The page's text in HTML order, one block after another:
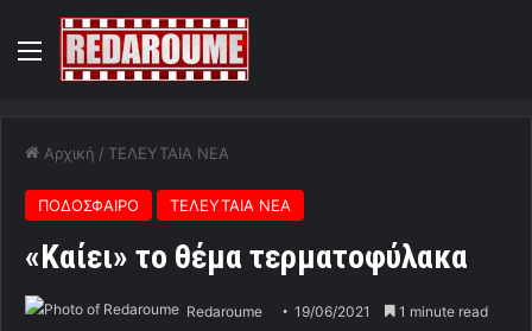
Menu
Αρχική / ΤΕΛΕΥΤΑΙΑ ΝΕΑ
ΠΟΔΟΣΦΑΙΡΟ ΤΕΛΕΥΤΑΙΑ ΝΕΑ
«Καίει» το θέμα τερματοφύλακα
Redaroume 19/06/2021 1 minute read